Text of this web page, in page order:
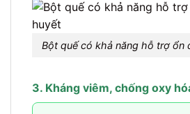
Bột quế có khả năng hỗ trợ ổn
3. Kháng viêm, chống oxy